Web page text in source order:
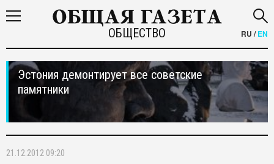
ОБЩЕСТВО RU /EN
Эстония демонтирует все советские
памятники
21.12.2012 09:20